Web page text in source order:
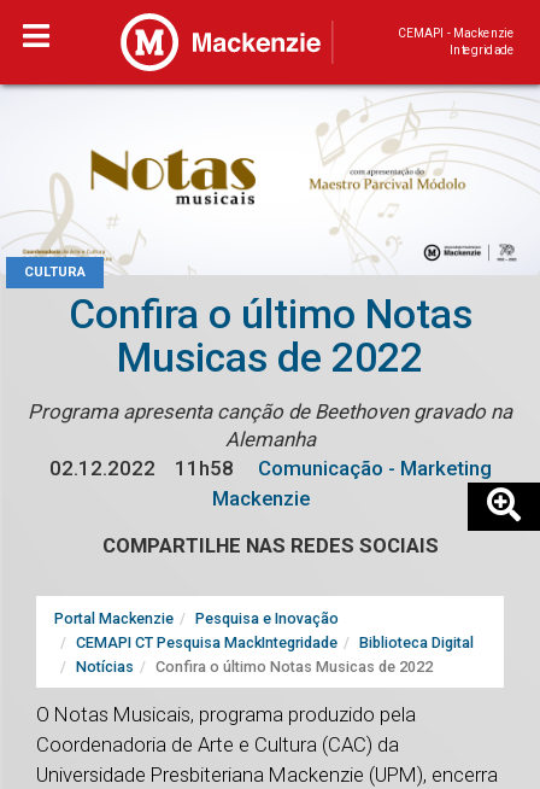
CEMAPI - Mackenzie
Integridade
CULTURA
Confira o último Notas
Musicas de 2022
Programa apresenta canção de Beethoven gravado na
Alemanha
02.12.2022
11h58
Comunicação - Marketing
Mackenzie
COMPARTILHE NAS REDES SOCIAIS
Portal Mackenzie
Pesquisa e Inovação
CEMAPI CT Pesquisa MackIntegridade
Biblioteca Digital
Notícias
Confira o último Notas Musicas de 2022
O Notas Musicais, programa produzido pela
Coordenadoria de Arte e Cultura (CAC) da
Universidade Presbiteriana Mackenzie (UPM), encerra